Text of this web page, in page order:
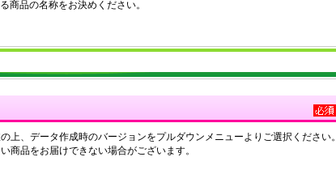
品の名称をお決めください。
上、データ作成時のバージョンをプルダウンメニューよりご選択ください。
商品をお届けできない場合がございます。